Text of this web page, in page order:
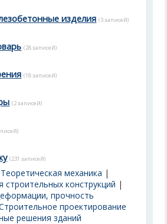
изделия (3 записей)
(28 записей)
(18 записей)
(2 записей)
(231 записей)
Теоретическая механика |
конструкций |
прочность
проектирование
решения зданий